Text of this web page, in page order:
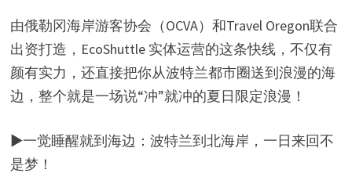
由俄勒冈海岸游客协会（OCVA）和Travel Oregon联合
出资打造，EcoShuttle 实体运营的这条快线，不仅有
颜有实力，还直接把你从波特兰都市圈送到浪漫的海
边，整个就是一场说“冲”就冲的夏日限定浪漫！
▶一觉睡醒就到海边：波特兰到北海岸，一日来回不
是梦！